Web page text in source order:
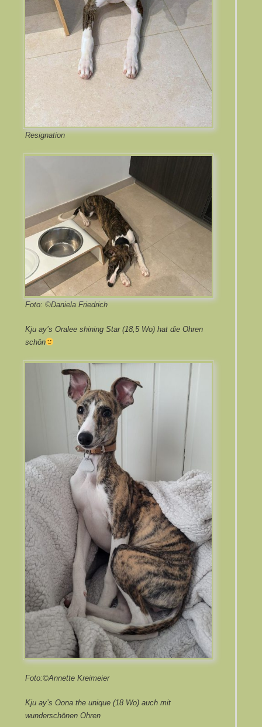
Resignation
Foto: ©Daniela Friedrich
Kju ay’s Oralee shining Star (18,5 Wo) hat die Ohren
schön
Foto:©Annette Kreimeier
Kju ay’s Oona the unique (18 Wo) auch mit
wunderschönen Ohren